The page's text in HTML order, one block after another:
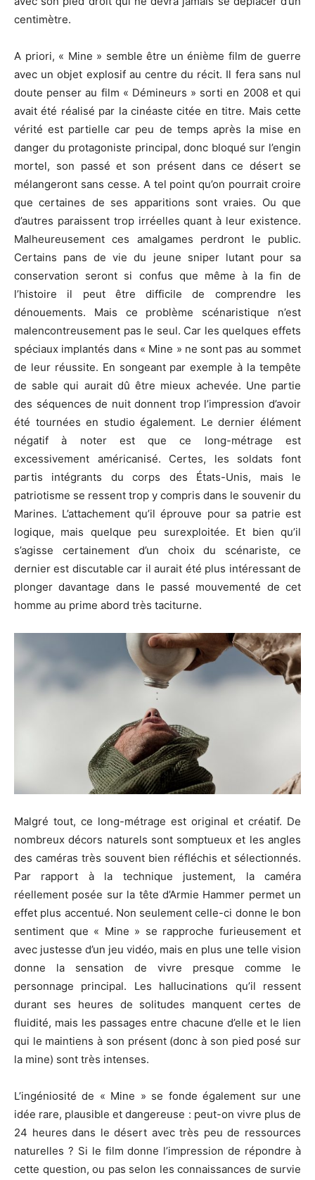
centimètre.
A priori, « Mine » semble être un énième film de guerre
avec un objet explosif au centre du récit. Il fera sans nul
doute penser au film « Démineurs » sorti en 2008 et qui
avait été réalisé par la cinéaste citée en titre. Mais cette
vérité est partielle car peu de temps après la mise en
danger du protagoniste principal, donc bloqué sur l’engin
mortel, son passé et son présent dans ce désert se
mélangeront sans cesse. A tel point qu’on pourrait croire
que certaines de ses apparitions sont vraies. Ou que
d’autres paraissent trop irréelles quant à leur existence.
Malheureusement ces amalgames perdront le public.
Certains pans de vie du jeune sniper lutant pour sa
conservation seront si confus que même à la fin de
l’histoire il peut être difficile de comprendre les
dénouements. Mais ce problème scénaristique n’est
malencontreusement pas le seul. Car les quelques effets
spéciaux implantés dans « Mine » ne sont pas au sommet
de leur réussite. En songeant par exemple à la tempête
de sable qui aurait dû être mieux achevée. Une partie
des séquences de nuit donnent trop l’impression d’avoir
été tournées en studio également. Le dernier élément
négatif à noter est que ce long-métrage est
excessivement américanisé. Certes, les soldats font
partis intégrants du corps des États-Unis, mais le
patriotisme se ressent trop y compris dans le souvenir du
Marines. L’attachement qu’il éprouve pour sa patrie est
logique, mais quelque peu surexploitée. Et bien qu’il
s’agisse certainement d’un choix du scénariste, ce
dernier est discutable car il aurait été plus intéressant de
plonger davantage dans le passé mouvementé de cet
homme au prime abord très taciturne.
Malgré tout, ce long-métrage est original et créatif. De
nombreux décors naturels sont somptueux et les angles
des caméras très souvent bien réfléchis et sélectionnés.
Par rapport à la technique justement, la caméra
réellement posée sur la tête d’Armie Hammer permet un
effet plus accentué. Non seulement celle-ci donne le bon
sentiment que « Mine » se rapproche furieusement et
avec justesse d’un jeu vidéo, mais en plus une telle vision
donne la sensation de vivre presque comme le
personnage principal. Les hallucinations qu’il ressent
durant ses heures de solitudes manquent certes de
fluidité, mais les passages entre chacune d’elle et le lien
qui le maintiens à son présent (donc à son pied posé sur
la mine) sont très intenses.
L’ingéniosité de « Mine » se fonde également sur une
idée rare, plausible et dangereuse : peut-on vivre plus de
24 heures dans le désert avec très peu de ressources
naturelles ? Si le film donne l’impression de répondre à
cette question, ou pas selon les connaissances de survie